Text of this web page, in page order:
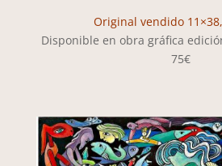
Original vendido
Disponible en obra gráfica
75€